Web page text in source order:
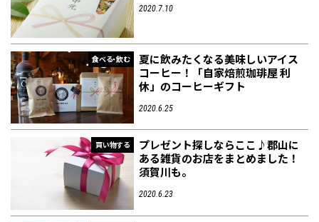
2020.7.10
食べる・飲む
夏に飲みたくなる美味しいアイス
コーヒー！「自家焙煎珈琲屋 利
休」のコーヒーギフト
2020.6.25
買い物する
プレゼント探しならここ♪郡山に
ある雑貨のお店をまとめました！
須賀川も。
2020.6.23